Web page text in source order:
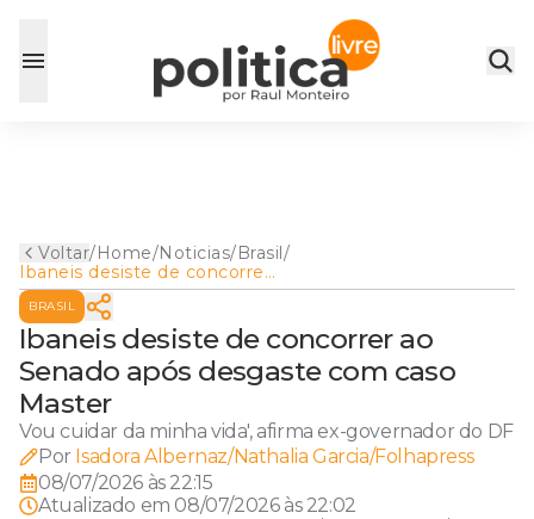
Voltar/Home/Noticias/Brasil/
Ibaneis desiste de concorrer
ao Senado após desgaste
com caso Master
BRASIL
Ibaneis desiste de concorrer ao
Senado após desgaste com caso
Master
Vou cuidar da minha vida', afirma ex-governador do DF
Por Isadora Albernaz/Nathalia Garcia/Folhapress
08/07/2026 às 22:15
Atualizado em 08/07/2026 às 22:02